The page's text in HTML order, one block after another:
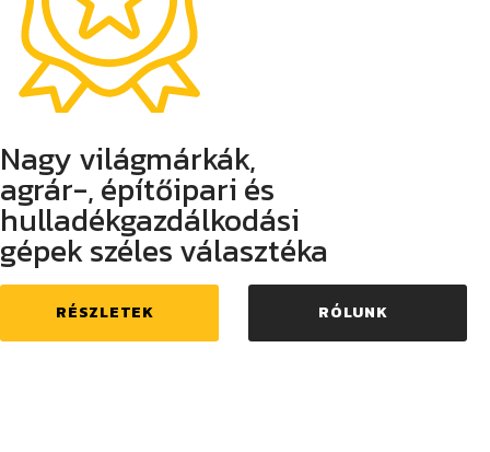
Nagy világmárkák,
agrár-, építőipari és
hulladékgazdálkodási
gépek széles választéka
RÉSZLETEK RÓLUNK